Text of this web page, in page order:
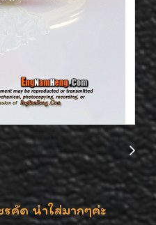
คัด น่าใส่มากๆค่ะ